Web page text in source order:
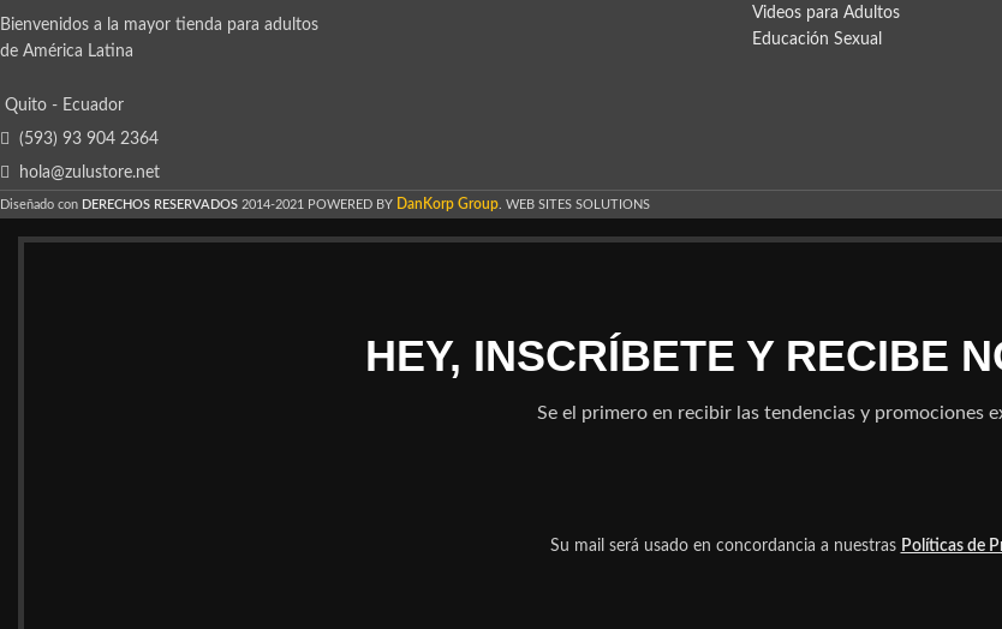
Bienvenidos a la mayor tienda para adultos
de América Latina
Quito - Ecuador
(593) 93 904 2364
hola@zulustore.net
Videos para Adultos
Educación Sexual
Diseñado con DERECHOS RESERVADOS 2014-2021 POWERED BY DanKorp Group. WEB SITES SOLUTIONS
HEY, INSCRÍBETE Y RECIBE
Se el primero en recibir las tendencias y promociones
Su mail será usado en concordancia a nuestras Políticas de